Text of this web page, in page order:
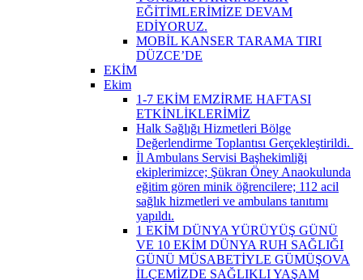
EĞİTİMLERİMİZE DEVAM
EDİYORUZ.
MOBİL KANSER TARAMA TIRI
DÜZCE’DE
EKİM
Ekim
1-7 EKİM EMZİRME HAFTASI
ETKİNLİKLERİMİZ
Halk Sağlığı Hizmetleri Bölge
Değerlendirme Toplantısı Gerçekleştirildi. ​
İl Ambulans Servisi Başhekimliği
ekiplerimizce; Şükran Öney Anaokulunda
eğitim gören minik öğrencilere; 112 acil
sağlık hizmetleri ve ambulans tanıtımı
yapıldı.
1 EKİM DÜNYA YÜRÜYÜŞ GÜNÜ
VE 10 EKİM DÜNYA RUH SAĞLIĞI
GÜNÜ MÜSABETİYLE GÜMÜŞOVA
İLÇEMİZDE SAĞLIKLI YAŞAM